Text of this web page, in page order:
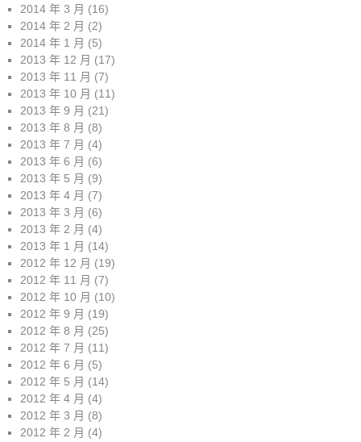
2014 年 3 月 (16)
2014 年 2 月 (2)
2014 年 1 月 (5)
2013 年 12 月 (17)
2013 年 11 月 (7)
2013 年 10 月 (11)
2013 年 9 月 (21)
2013 年 8 月 (8)
2013 年 7 月 (4)
2013 年 6 月 (6)
2013 年 5 月 (9)
2013 年 4 月 (7)
2013 年 3 月 (6)
2013 年 2 月 (4)
2013 年 1 月 (14)
2012 年 12 月 (19)
2012 年 11 月 (7)
2012 年 10 月 (10)
2012 年 9 月 (19)
2012 年 8 月 (25)
2012 年 7 月 (11)
2012 年 6 月 (5)
2012 年 5 月 (14)
2012 年 4 月 (4)
2012 年 3 月 (8)
2012 年 2 月 (4)